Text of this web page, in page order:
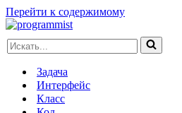
Перейти к содержимому
Искать...
Задача
Интерфейс
Класс